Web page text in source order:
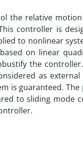
the relative
controller is
to nonlinear
on linear
the
as
is guaranteed.
to sliding mode